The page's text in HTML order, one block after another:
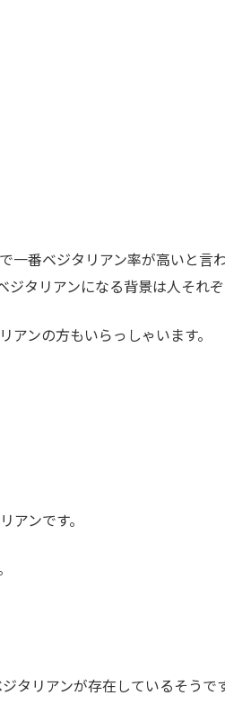
番ベジタリアン率が高いと言
タリアンになる背景は人それぞ
ンの方もいらっしゃいます。
ンです。
リアンが存在しているそうです